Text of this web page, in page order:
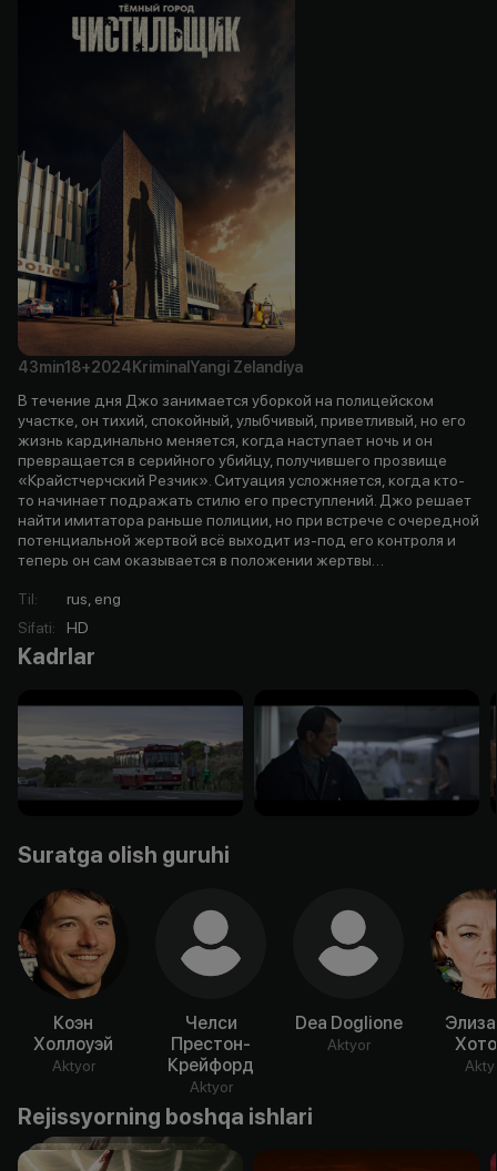
43min18+2024 Kriminal Yangi Zelandiya
В течение дня Джо занимается уборкой на полицейском
участке, он тихий, спокойный, улыбчивый, приветливый, но его
жизнь кардинально меняется, когда наступает ночь и он
превращается в серийного убийцу, получившего прозвище
«Крайстчерчский Резчик». Ситуация усложняется, когда кто-
то начинает подражать стилю его преступлений. Джо решает
найти имитатора раньше полиции, но при встрече с очередной
потенциальной жертвой всё выходит из-под его контроля и
теперь он сам оказывается в положении жертвы…
Til:
rus, eng
Sifati: HD
Kadrlar
Suratga olish guruhi
Коэн
Холлоуэй
Aktyor
Челси
Престон-
Крейфорд
Aktyor
Dea Doglione
Aktyor
Rejissyorning boshqa ishlari